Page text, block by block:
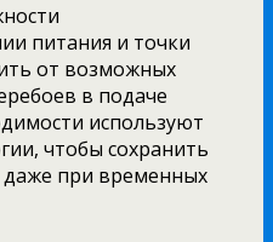
питания и точки
от возможных
в подаче
используют
чтобы сохранить
даже при временных